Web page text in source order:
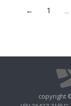
← 1 …
copyright